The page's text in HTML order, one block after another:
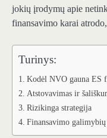
jokių įrodymų apie
finansavimo karai
Turinys:
Kodėl NVO gauna ES
Atstovavimas ir
Rizikinga strategija
Finansavimo